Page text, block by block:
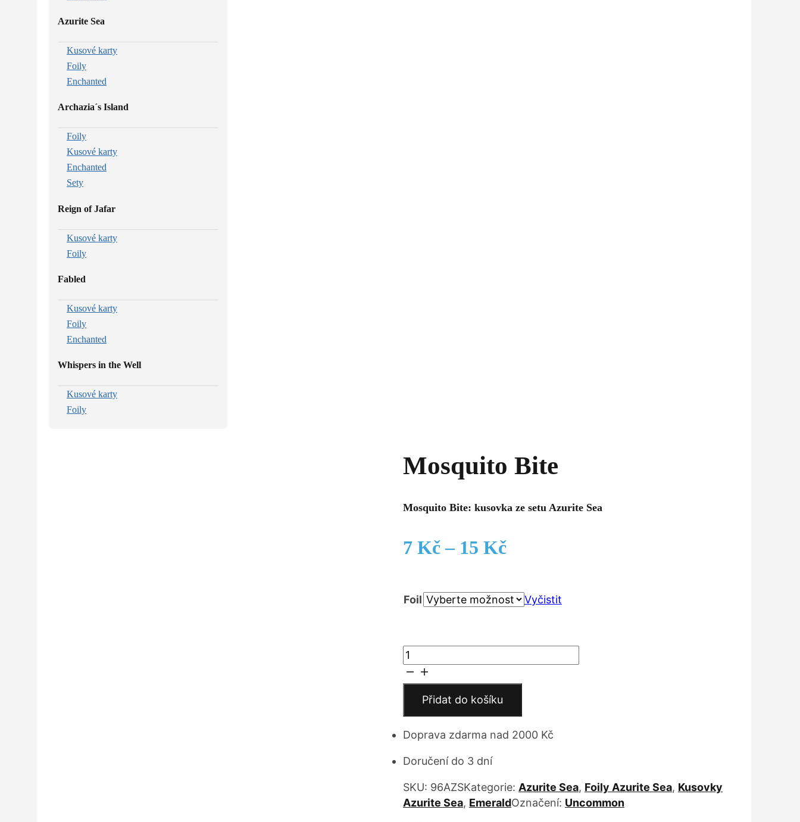
Azurite Sea
Kusové karty
Foily
Enchanted
Archazia´s Island
Foily
Kusové karty
Enchanted
Sety
Reign of Jafar
Kusové karty
Foily
Fabled
Kusové karty
Foily
Enchanted
Whispers in the Well
Kusové karty
Foily
Mosquito Bite
Mosquito Bite: kusovka ze setu Azurite Sea
7 Kč – 15 KčRozpětí
7 Kč
15 Kč
Foil Vyčistit
Mosquito
Bite
množství
Přidat do košíku
Doprava zdarma nad 2000 Kč
Doručení do 3 dní
SKU: 96AZSKategorie: Azurite Sea, Foily Azurite Sea, Kusovky
Azurite Sea, EmeraldOznačení: Uncommon